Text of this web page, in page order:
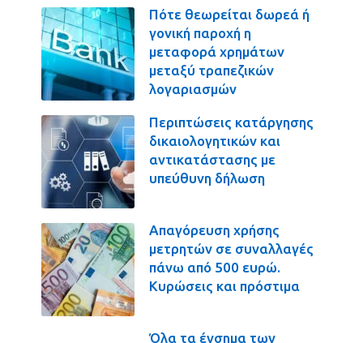
Πότε θεωρείται δωρεά ή
γονική παροχή η
μεταφορά χρημάτων
μεταξύ τραπεζικών
λογαριασμών
Περιπτώσεις κατάργησης
δικαιολογητικών και
αντικατάστασης με
υπεύθυνη δήλωση
Απαγόρευση χρήσης
μετρητών σε συναλλαγές
πάνω από 500 ευρώ.
Κυρώσεις και πρόστιμα
Όλα τα ένσημα των